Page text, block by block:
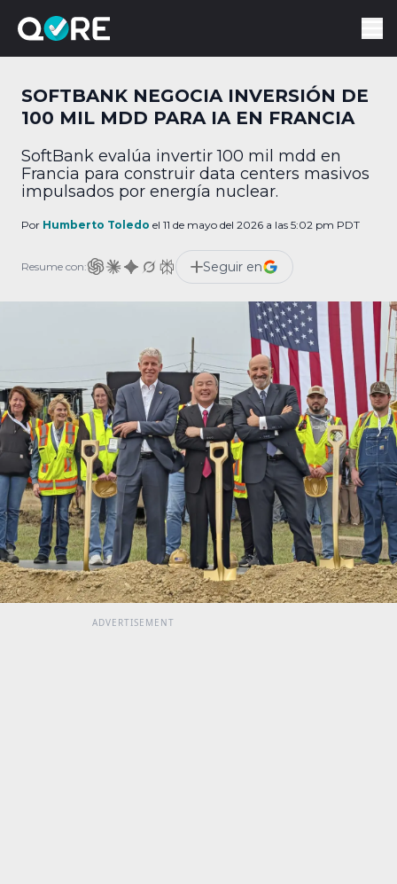
SOFTBANK NEGOCIA INVERSIÓN DE
100 MIL MDD PARA IA EN FRANCIA
SoftBank evalúa invertir 100 mil mdd en
Francia para construir data centers masivos
impulsados por energía nuclear.
Por Humberto Toledo el 11 de mayo del 2026 a las 5:02 pm PDT
Resume con: Seguir en